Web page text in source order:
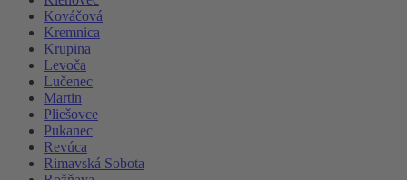
Kováčová
Kremnica
Krupina
Levoča
Lučenec
Martin
Pliešovce
Pukanec
Revúca
Rimavská Sobota